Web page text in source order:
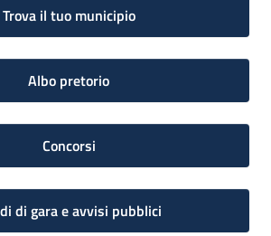
Trova il tuo municipio
Albo pretorio
Concorsi
di gara e avvisi pubblici